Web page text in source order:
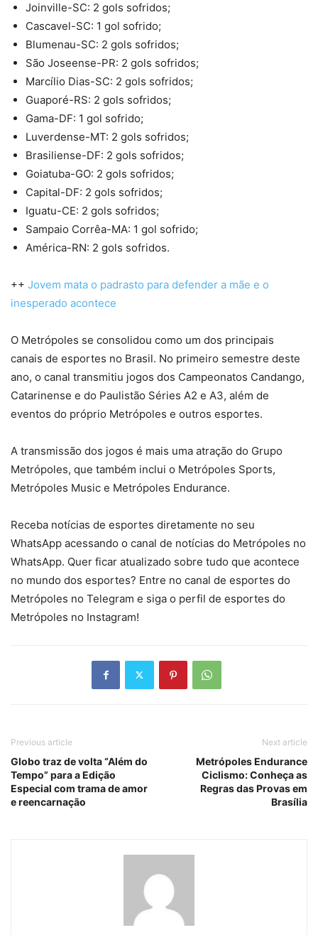
Joinville-SC: 2 gols sofridos;
Cascavel-SC: 1 gol sofrido;
Blumenau-SC: 2 gols sofridos;
São Joseense-PR: 2 gols sofridos;
Marcílio Dias-SC: 2 gols sofridos;
Guaporé-RS: 2 gols sofridos;
Gama-DF: 1 gol sofrido;
Luverdense-MT: 2 gols sofridos;
Brasiliense-DF: 2 gols sofridos;
Goiatuba-GO: 2 gols sofridos;
Capital-DF: 2 gols sofridos;
Iguatu-CE: 2 gols sofridos;
Sampaio Corrêa-MA: 1 gol sofrido;
América-RN: 2 gols sofridos.
++ Jovem mata o padrasto para defender a mãe e o
inesperado acontece
O Metrópoles se consolidou como um dos principais
canais de esportes no Brasil. No primeiro semestre deste
ano, o canal transmitiu jogos dos Campeonatos Candango,
Catarinense e do Paulistão Séries A2 e A3, além de
eventos do próprio Metrópoles e outros esportes.
A transmissão dos jogos é mais uma atração do Grupo
Metrópoles, que também inclui o Metrópoles Sports,
Metrópoles Music e Metrópoles Endurance.
Receba notícias de esportes diretamente no seu
WhatsApp acessando o canal de notícias do Metrópoles no
WhatsApp. Quer ficar atualizado sobre tudo que acontece
no mundo dos esportes? Entre no canal de esportes do
Metrópoles no Telegram e siga o perfil de esportes do
Metrópoles no Instagram!
Previous article
Globo traz de volta “Além do
Tempo” para a Edição
Especial com trama de amor
e reencarnação
Next article
Metrópoles Endurance
Ciclismo: Conheça as
Regras das Provas em
Brasília